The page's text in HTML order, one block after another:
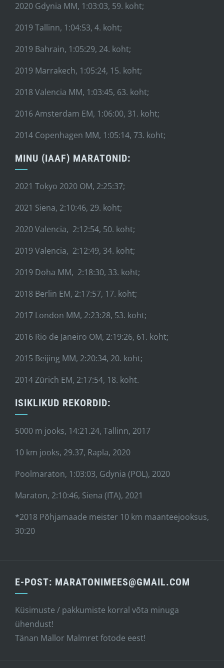
2020 Gdynia MM, 1:03:03, 59. koht;
2019 Tallinn, 1:04:53, 4. koht;
2019 Bahrain, 1:05:29, 24. koht;
2019 Marrakech, 1:05:24, 15. koht;
2018 Valencia MM, 1:03:45, 63. koht;
2016 Amsterdam EM, 1:06:00, 31. koht;
2014 Copenhagen MM, 1:05:14, 73. koht;
MINU (IAAF) MARATONID:
2021 Tokyo 2020 OM, 2:25:37;
2021 Siena, 2:10:46, 29. koht;
2020 Valencia, 2:12:54, 50. koht;
2019 Valencia, 2:12:49, 34. koht;
2019 Doha MM, 2:18:30, 33. koht;
2018 Berlin EM, 2:17:57, 17. koht;
2017 London MM, 2:23:28, 53. koht;
2016 Rio de Janeiro OM, 2:19:26, 61. koht;
2015 Beijing MM, 2:20:34, 20. koht;
2014 Zürich EM, 2:17:54, 18. koht.
ISIKLIKUD REKORDID:
5000 m jooks, 14:21.24, Tallinn, 2017
10 km jooks, 29.37, Rapla, 2020
Poolmaraton, 1:03:03, Gdynia (POL), 2020
Maraton, 2:10:46, Siena (ITA), 2021
*2018 Põhjamaade meister 10 km maanteejooksus,
30:20
E-POST: MARATONIMEES@GMAIL.COM
Küsimuste / pakkumiste korral võta minuga
ühendust!
Tänan Mallor Malmret fotode eest!